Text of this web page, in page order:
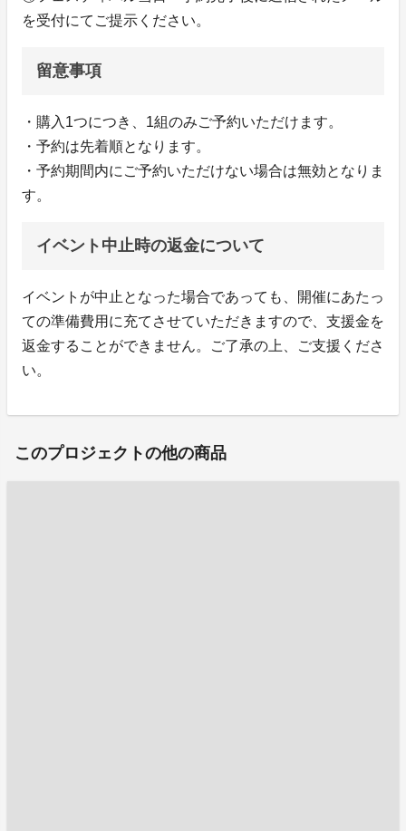
を受付にてご提示ください。
留意事項
・購入1つにつき、1組のみご予約いただけます。
・予約は先着順となります。
・予約期間内にご予約いただけない場合は無効となりま
す。
イベント中止時の返金について
イベントが中止となった場合であっても、開催にあたっ
ての準備費用に充てさせていただきますので、支援金を
返金することができません。ご了承の上、ご支援くださ
い。
このプロジェクトの他の商品